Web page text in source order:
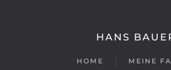
HANS
HOME MEINE